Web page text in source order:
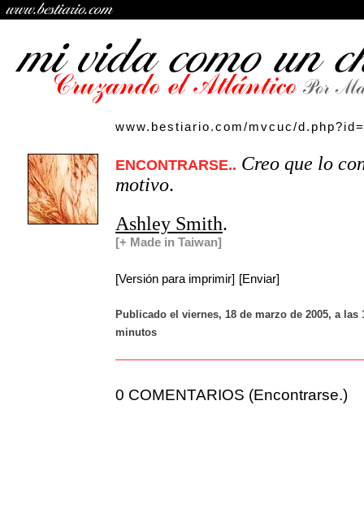
www.bestiario.com/mvcuc/
ENCONTRARSE.. Creo que lo
motivo.
Ashley Smith.
[+ Made in Taiwan]
[Versión para imprimir] [Enviar]
Publicado el viernes, 18 de marzo de 2005, a las
minutos
0 COMENTARIOS (Encontrarse.)